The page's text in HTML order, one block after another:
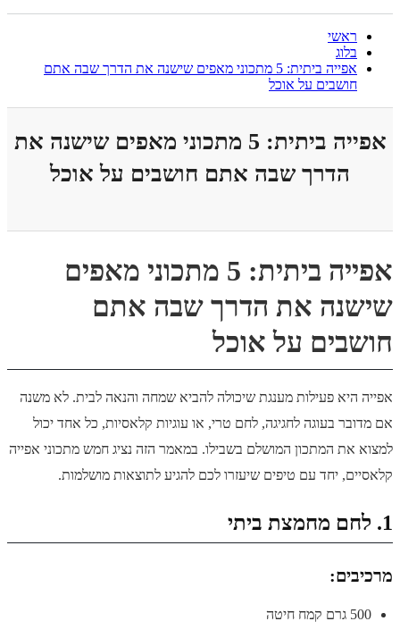
ראשי
בלוג
אפייה ביתית: 5 מתכוני מאפים שישנה את הדרך שבה אתם
חושבים על אוכל
אפייה ביתית: 5 מתכוני מאפים שישנה את
הדרך שבה אתם חושבים על אוכל
אפייה ביתית: 5 מתכוני מאפים
שישנה את הדרך שבה אתם
חושבים על אוכל
אפייה היא פעילות מענגת שיכולה להביא שמחה והנאה לבית. לא משנה
אם מדובר בעוגה לחגיגה, לחם טרי, או עוגיות קלאסיות, כל אחד יכול
למצוא את המתכון המושלם בשבילו. במאמר הזה נציג חמש מתכוני אפייה
קלאסיים, יחד עם טיפים שיעזרו לכם להגיע לתוצאות מושלמות.
1. לחם מחמצת ביתי
מרכיבים:
500 גרם קמח חיטה